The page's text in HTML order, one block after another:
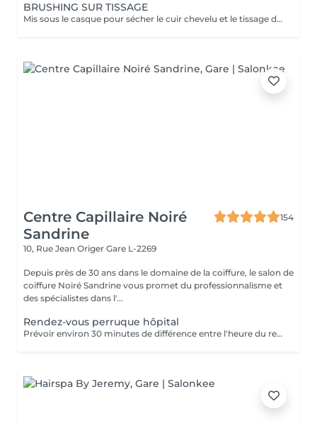
BRUSHING SUR TISSAGE
Mis sous le casque pour sécher le cuir chevelu et le tissage de manière efficace et confortable. Un diagnostic sur mesure + shampooing nourrissant, masque hydratant ,coiffage sérum et fixation finale. Important: cheveux sans tresse ni noeuds à l'arrivée; tout noeuds ou tressage entraîne l'annulation et 50% de la prestation est retenu. Toute arrivée retardée de 15-30 minutes ou plus entraînera l'annulation automatique du rendez-vous.
Centre Capillaire Noiré
Sandrine
154
10, Rue Jean Origer Gare L-2269
Depuis près de 30 ans dans le domaine de la coiffure, le salon de
coiffure Noiré Sandrine vous promet du professionnalisme et
des spécialistes dans l'...
Rendez-vous perruque hôpital
Prévoir environ 30 minutes de différence entre l'heure du rendez-vous sur le planning et l'arrivée à l'hôpital (le temps nécessaire pour faire le déplacement)